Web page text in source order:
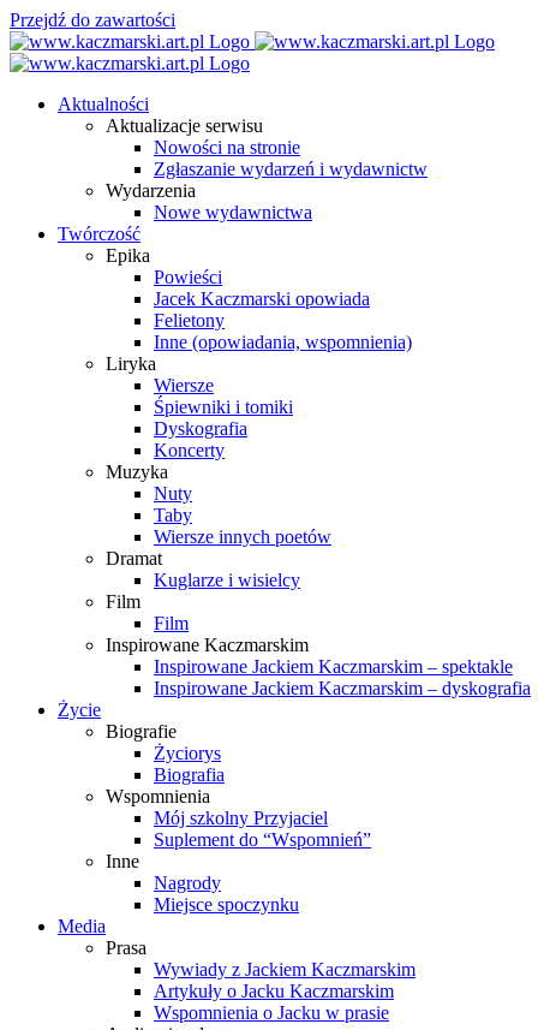
Przejdź do zawartości
Aktualności
Aktualizacje serwisu
Nowości na stronie
Zgłaszanie wydarzeń i wydawnictw
Wydarzenia
Nowe wydawnictwa
Twórczość
Epika
Powieści
Jacek Kaczmarski opowiada
Felietony
Inne (opowiadania, wspomnienia)
Liryka
Wiersze
Śpiewniki i tomiki
Dyskografia
Koncerty
Muzyka
Nuty
Taby
Wiersze innych poetów
Dramat
Kuglarze i wisielcy
Film
Film
Inspirowane Kaczmarskim
Inspirowane Jackiem Kaczmarskim – spektakle
Inspirowane Jackiem Kaczmarskim – dyskografia
Życie
Biografie
Życiorys
Biografia
Wspomnienia
Mój szkolny Przyjaciel
Suplement do “Wspomnień”
Inne
Nagrody
Miejsce spoczynku
Media
Prasa
Wywiady z Jackiem Kaczmarskim
Artykuły o Jacku Kaczmarskim
Wspomnienia o Jacku w prasie